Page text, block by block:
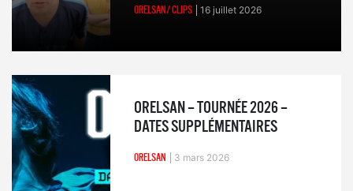
ORELSAN/ CLIPS 16 juillet 2026
ORELSAN – TOURNÉE 2026 –
DATES SUPPLÉMENTAIRES
ORELSAN 3 mars 2026